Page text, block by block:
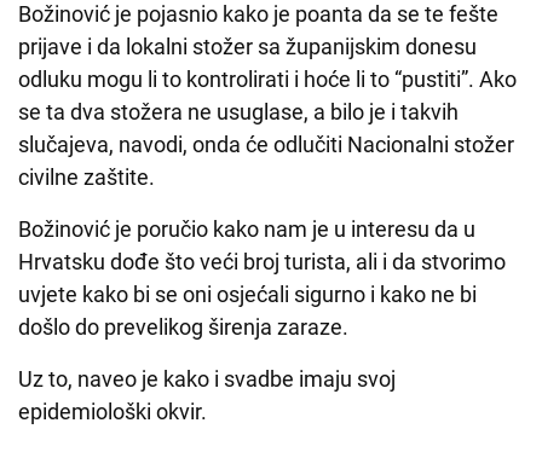
Božinović je pojasnio kako je poanta da se te fešte
prijave i da lokalni stožer sa županijskim donesu
odluku mogu li to kontrolirati i hoće li to “pustiti”. Ako
se ta dva stožera ne usuglase, a bilo je i takvih
slučajeva, navodi, onda će odlučiti Nacionalni stožer
civilne zaštite.
Božinović je poručio kako nam je u interesu da u
Hrvatsku dođe što veći broj turista, ali i da stvorimo
uvjete kako bi se oni osjećali sigurno i kako ne bi
došlo do prevelikog širenja zaraze.
Uz to, naveo je kako i svadbe imaju svoj
epidemiološki okvir.